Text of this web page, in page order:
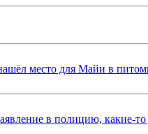
место для Майи в
в полицию, какие-то